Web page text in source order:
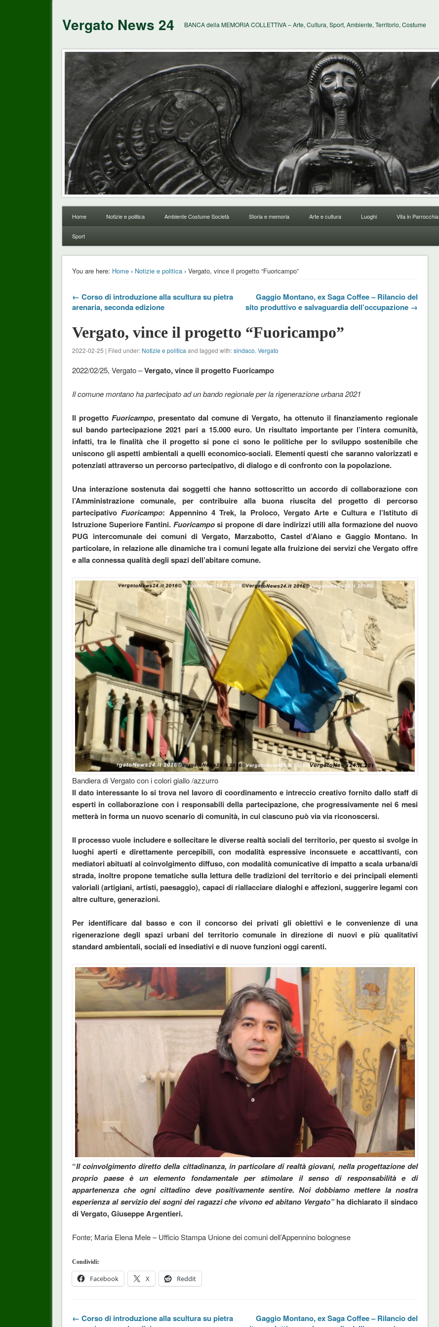
Vergato News 24 BANCA della MEMORIA COLLETTIVA – Arte, Cultura, Sport, Ambiente, Territorio, Costume
Home Notizie e politica Ambiente Costume Società Storia e memoria Arte e cultura Luoghi Vita in Parrocchia
Sport
You are here: Home› Notizie e politica› Vergato, vince il progetto “Fuoricampo”
← Corso di introduzione alla scultura su pietra
arenaria, seconda edizione
Gaggio Montano, ex Saga Coffee – Rilancio del
sito produttivo e salvaguardia dell’occupazione →
Vergato, vince il progetto “Fuoricampo”
2022-02-25 | Filed under: Notizie e politica and tagged with:sindaco, Vergato
2022/02/25, Vergato –Vergato, vince il progetto Fuoricampo
Il comune montano ha partecipato ad un bando regionale per la rigenerazione urbana 2021
Il progettoFuoricampo, presentato dal comune di Vergato, ha ottenuto il finanziamento regionale
sul bando partecipazione 2021 pari a 15.000 euro. Un risultato importante per l’intera comunità,
infatti, tra le finalità che il progetto si pone ci sono le politiche per lo sviluppo sostenibile che
uniscono gli aspetti ambientali a quelli economico-sociali. Elementi questi che saranno valorizzati e
potenziati attraverso un percorso partecipativo, di dialogo e di confronto con la popolazione.
Una interazione sostenuta dai soggetti che hanno sottoscritto un accordo di collaborazione con
l’Amministrazione comunale, per contribuire alla buona riuscita del progetto di percorso
partecipativoFuoricampo: Appennino 4 Trek, la Proloco, Vergato Arte e Cultura e l’Istituto di
Istruzione Superiore Fantini. Fuoricamposi propone di dare indirizzi utili alla formazione del nuovo
PUG intercomunale dei comuni di Vergato, Marzabotto, Castel d’Aiano e Gaggio Montano. In
particolare, in relazione alle dinamiche tra i comuni legate alla fruizione dei servizi che Vergato offre
e alla connessa qualità degli spazi dell’abitare comune.
Bandiera di Vergato con i colori giallo /azzurro
Il dato interessante lo si trova nel lavoro di coordinamento e intreccio creativo fornito dallo staff di
esperti in collaborazione con i responsabili della partecipazione, che progressivamente nei 6 mesi
metterà in forma un nuovo scenario di comunità, in cui ciascuno può via via riconoscersi.
Il processo vuole includere e sollecitare le diverse realtà sociali del territorio, per questo si svolge in
luoghi aperti e direttamente percepibili, con modalità espressive inconsuete e accattivanti, con
mediatori abituati al coinvolgimento diffuso, con modalità comunicative di impatto a scala urbana/di
strada, inoltre propone tematiche sulla lettura delle tradizioni del territorio e dei principali elementi
valoriali (artigiani, artisti, paesaggio), capaci di riallacciare dialoghi e affezioni, suggerire legami con
altre culture, generazioni.
Per identificare dal basso e con il concorso dei privati gli obiettivi e le convenienze di una
rigenerazione degli spazi urbani del territorio comunale in direzione di nuovi e più qualitativi
standard ambientali, sociali ed insediativi e di nuove funzioni oggi carenti.
“Il coinvolgimento diretto della cittadinanza, in particolare di realtà giovani, nella progettazione del
proprio paese è un elemento fondamentale per stimolare il senso di responsabilità e di
appartenenza che ogni cittadino deve positivamente sentire. Noi dobbiamo mettere la nostra
esperienza al servizio dei sogni dei ragazzi che vivono ed abitano Vergato”ha dichiarato il sindaco
di Vergato, Giuseppe Argentieri.
Fonte; Maria Elena Mele – Ufficio Stampa Unione dei comuni dell’Appennino bolognese
Condividi:
Facebook X Reddit
← Corso di introduzione alla scultura su pietra
Gaggio Montano, ex Saga Coffee – Rilancio del